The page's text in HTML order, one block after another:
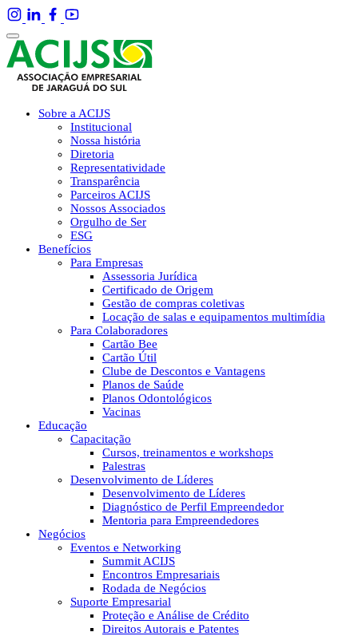
Sobre a ACIJS
Institucional
Nossa história
Diretoria
Representatividade
Transparência
Parceiros ACIJS
Nossos Associados
Orgulho de Ser
ESG
Benefícios
Para Empresas
Assessoria Jurídica
Certificado de Origem
Gestão de compras coletivas
Locação de salas e equipamentos multimídia
Para Colaboradores
Cartão Bee
Cartão Útil
Clube de Descontos e Vantagens
Planos de Saúde
Planos Odontológicos
Vacinas
Educação
Capacitação
Cursos, treinamentos e workshops
Palestras
Desenvolvimento de Líderes
Desenvolvimento de Líderes
Diagnóstico de Perfil Empreendedor
Mentoria para Empreendedores
Negócios
Eventos e Networking
Summit ACIJS
Encontros Empresariais
Rodada de Negócios
Suporte Empresarial
Proteção e Análise de Crédito
Direitos Autorais e Patentes